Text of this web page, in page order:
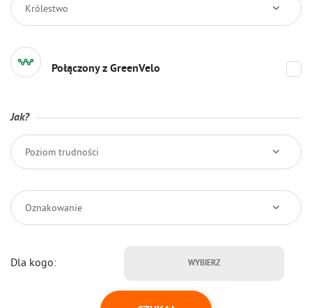
Królestwo
Połączony z GreenVelo
Jak?
Poziom trudności
Oznakowanie
Dla kogo: WYBIERZ